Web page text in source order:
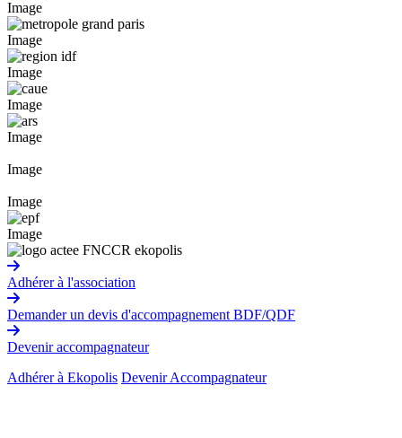
Image
Image
Image
Image
Image
Image
Image
Image
Adhérer à l'association
Demander un devis d'accompagnement BDF/QDF
Devenir accompagnateur
Adhérer à Ekopolis Devenir Accompagnateur